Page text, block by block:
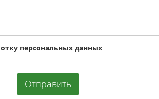
персональных данных